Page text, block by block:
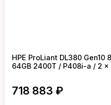
HPE ProLiant DL380 Gen10
64GB 2400T / P408i-a / 2 x
718 883 ₽